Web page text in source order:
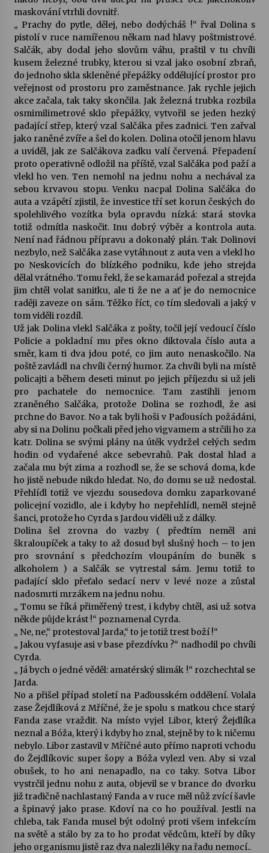
maskování vtrhli dovnitř.
„ Prachy do pytle, dělej, nebo dodýcháš !“ řval Dolina s
pistolí v ruce namířenou někam nad hlavy poštmistrové.
Salčák, aby dodal jeho slovům váhu, praštil v tu chvíli
kusem železné trubky, kterou si vzal jako osobní zbraň,
do jednoho skla skleněné přepážky oddělující prostor pro
veřejnost od prostoru pro zaměstnance. Jak rychle jejich
akce začala, tak taky skončila. Jak železná trubka rozbila
osmimilimetrové sklo přepážky, vytvořil se jeden hezký
padající střep, který vzal Salčáka přes zadnici. Ten zařval
jako raněné zvíře a šel do kolen. Dolina otočil jenom hlavu
a uviděl, jak ze Salčákova zadku valí červená. Přepadení
proto operativně odložil na příště, vzal Salčáka pod paží a
vlekl ho ven. Ten nemohl na jednu nohu a nechával za
sebou krvavou stopu. Venku nacpal Dolina Salčáka do
auta a vzápětí zjistil, že investice tří set korun českých do
spolehlivého vozítka byla opravdu nízká: stará stovka
totiž odmítla naskočit. Inu dobrý výběr a kontrola auta.
Není nad řádnou přípravu a dokonalý plán. Tak Dolinovi
nezbylo, než Salčáka zase vytáhnout z auta ven a vlekl ho
po Neskovicích do blízkého podniku, kde jeho strejda
dělal vrátného. Tomu řekl, že se kamarád pořezal a strejda
jim chtěl volat sanitku, ale ti že ne a ať je do nemocnice
raději zaveze on sám. Těžko říct, co tím sledovali a jaký v
tom viděli rozdíl.
Už jak Dolina vlekl Salčáka z pošty, točil její vedoucí číslo
Policie a pokladní mu přes okno diktovala číslo auta a
směr, kam ti dva jdou poté, co jim auto nenaskočilo. Na
poště zavládl na chvíli černý humor. Za chvíli byli na místě
policajti a během deseti minut po jejich příjezdu si už jeli
pro pachatele do nemocnice. Tam zastihli jenom
zraněného Salčáka, protože Dolina se rozhodl, že asi
prchne do Bavor. No a tak byli hoši v Paďousích požádáni,
aby si na Dolinu počkali před jeho vigvamem a strčili ho za
katr. Dolina se svými plány na útěk vydržel celých sedm
hodin od vydařené akce sebevrahů. Pak dostal hlad a
začala mu být zima a rozhodl se, že se schová doma, kde
ho jistě nebude nikdo hledat. No, do domu se už nedostal.
Přehlídl totiž ve vjezdu sousedova domku zaparkované
policejní vozidlo, ale i kdyby ho nepřehlídl, neměl stejně
šanci, protože ho Cyrda s Jardou viděli už z dálky.
Dolina šel zrovna do vazby ( předtím neměl ani
škraloupíček a taky to až dosud byl slušný hoch – to jen
pro srovnání s předchozím vloupáním do buněk s
alkoholem ) a Salčák se vytrestal sám. Jemu totiž to
padající sklo přeťalo sedací nerv v levé noze a zůstal
nadosmrti mrzákem na jednu nohu.
„ Tomu se říká přiměřený trest, i kdyby chtěl, asi už sotva
někde půjde krást !“ poznamenal Cyrda.
„ Ne, ne,“ protestoval Jarda,“ to je totiž trest boží !“
„ Jakou vyfasuje asi v base přezdívku ?“ nadhodil po chvíli
Cyrda.
„ Já bych o jedné věděl: amatérský slimák !“ rozchechtal se
Jarda.
No a přišel případ století na Paďousském oddělení. Volala
zase Žejdlíková z Mříčné, že je spolu s matkou chce starý
Fanda zase vraždit. Na místo vyjel Libor, který Žejdlíka
neznal a Bóža, který i kdyby ho znal, stejně by to k ničemu
nebylo. Libor zastavil v Mříčné auto přímo naproti vchodu
do Žejdlíkovic super šopy a Bóža vylezl ven. Aby si vzal
obušek, to ho ani nenapadlo, na co taky. Sotva Libor
vystrčil jednu nohu z auta, objevil se v brance do dvorku
již tradičně nachlastaný Fanda a v ruce měl nůž zvící šavle
a špinavý jako prase. Kdoví na co ho používal. Jestli na
chleba, tak Fanda musel být odolný proti všem infekcím
na světě a stálo by za to ho prodat vědcům, kteří by díky
jeho organismu jistě raz dva nalezli léky na řadu nemocí..